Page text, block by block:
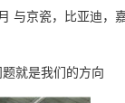
与京瓷，比亚迪，
就是我们的方向